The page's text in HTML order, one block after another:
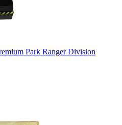
Park Ranger Division